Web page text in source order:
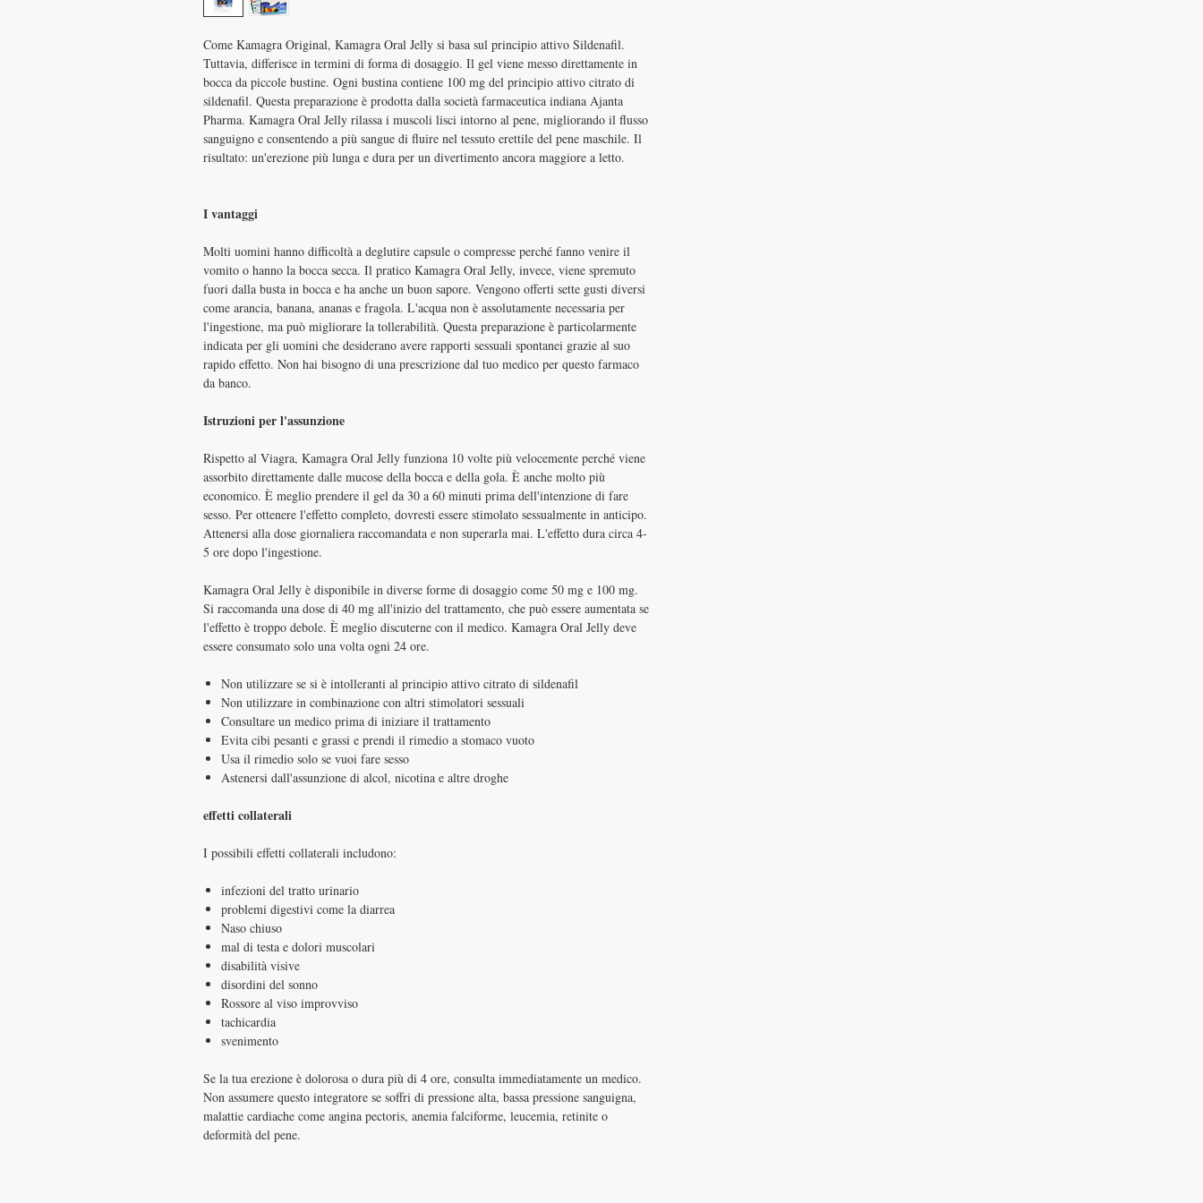
Come Kamagra Original, Kamagra Oral Jelly si basa sul principio attivo Sildenafil.
Tuttavia, differisce in termini di forma di dosaggio. Il gel viene messo direttamente in
bocca da piccole bustine. Ogni bustina contiene 100 mg del principio attivo citrato di
sildenafil. Questa preparazione è prodotta dalla società farmaceutica indiana Ajanta
Pharma. Kamagra Oral Jelly rilassa i muscoli lisci intorno al pene, migliorando il flusso
sanguigno e consentendo a più sangue di fluire nel tessuto erettile del pene maschile. Il
risultato: un'erezione più lunga e dura per un divertimento ancora maggiore a letto.
I vantaggi
Molti uomini hanno difficoltà a deglutire capsule o compresse perché fanno venire il
vomito o hanno la bocca secca. Il pratico Kamagra Oral Jelly, invece, viene spremuto
fuori dalla busta in bocca e ha anche un buon sapore. Vengono offerti sette gusti diversi
come arancia, banana, ananas e fragola. L'acqua non è assolutamente necessaria per
l'ingestione, ma può migliorare la tollerabilità. Questa preparazione è particolarmente
indicata per gli uomini che desiderano avere rapporti sessuali spontanei grazie al suo
rapido effetto. Non hai bisogno di una prescrizione dal tuo medico per questo farmaco
da banco.
Istruzioni per l'assunzione
Rispetto al Viagra, Kamagra Oral Jelly funziona 10 volte più velocemente perché viene
assorbito direttamente dalle mucose della bocca e della gola. È anche molto più
economico. È meglio prendere il gel da 30 a 60 minuti prima dell'intenzione di fare
sesso. Per ottenere l'effetto completo, dovresti essere stimolato sessualmente in anticipo.
Attenersi alla dose giornaliera raccomandata e non superarla mai. L'effetto dura circa 4-
5 ore dopo l'ingestione.
Kamagra Oral Jelly è disponibile in diverse forme di dosaggio come 50 mg e 100 mg.
Si raccomanda una dose di 40 mg all'inizio del trattamento, che può essere aumentata se
l'effetto è troppo debole. È meglio discuterne con il medico. Kamagra Oral Jelly deve
essere consumato solo una volta ogni 24 ore.
Non utilizzare se si è intolleranti al principio attivo citrato di sildenafil
Non utilizzare in combinazione con altri stimolatori sessuali
Consultare un medico prima di iniziare il trattamento
Evita cibi pesanti e grassi e prendi il rimedio a stomaco vuoto
Usa il rimedio solo se vuoi fare sesso
Astenersi dall'assunzione di alcol, nicotina e altre droghe
effetti collaterali
I possibili effetti collaterali includono:
infezioni del tratto urinario
problemi digestivi come la diarrea
Naso chiuso
mal di testa e dolori muscolari
disabilità visive
disordini del sonno
Rossore al viso improvviso
tachicardia
svenimento
Se la tua erezione è dolorosa o dura più di 4 ore, consulta immediatamente un medico.
Non assumere questo integratore se soffri di pressione alta, bassa pressione sanguigna,
malattie cardiache come angina pectoris, anemia falciforme, leucemia, retinite o
deformità del pene.